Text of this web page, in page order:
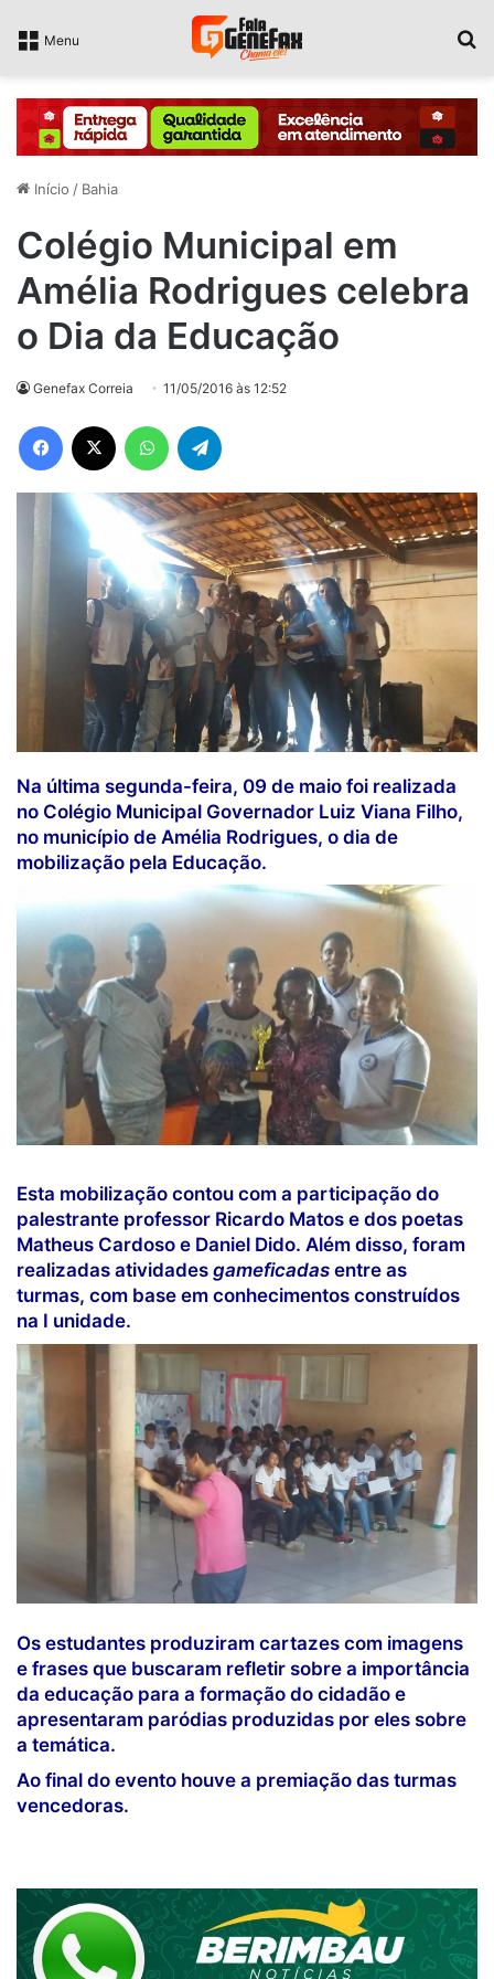
Menu
Início / Bahia
Colégio Municipal em
Amélia Rodrigues celebra
o Dia da Educação
Genefax Correia 11/05/2016 às 12:52
Facebook WhatsApp
Na última segunda-feira, 09 de maio foi realizada
no Colégio Municipal Governador Luiz Viana Filho,
no município de Amélia Rodrigues, o dia de
mobilização pela Educação.
Esta mobilização contou com a participação do
palestrante professor Ricardo Matos e dos poetas
Matheus Cardoso e Daniel Dido. Além disso, foram
realizadas atividades gameficadas entre as
turmas, com base em conhecimentos construídos
na I unidade.
Os estudantes produziram cartazes com imagens
e frases que buscaram refletir sobre a importância
da educação para a formação do cidadão e
apresentaram paródias produzidas por eles sobre
a temática.
Ao final do evento houve a premiação das turmas
vencedoras.